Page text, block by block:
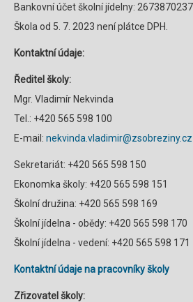
Bankovní účet školní jídelny:
Škola od 5. 7. 2023 není plátce DPH.
Kontaktní údaje:
Ředitel školy:
Mgr. Vladimír Nekvinda
Tel.: +420 565 598 100
E-mail: nekvinda.vladimir@zsobreziny.cz
Sekretariát: +420 565 598 150
Ekonomka školy: +420 565 598 151
Školní družina: +420 565 598 169
Školní jídelna - obědy: +420 565 598 170
Školní jídelna - vedení: +420 565 598 171
Kontaktní údaje na pracovníky školy
Zřizovatel školy: